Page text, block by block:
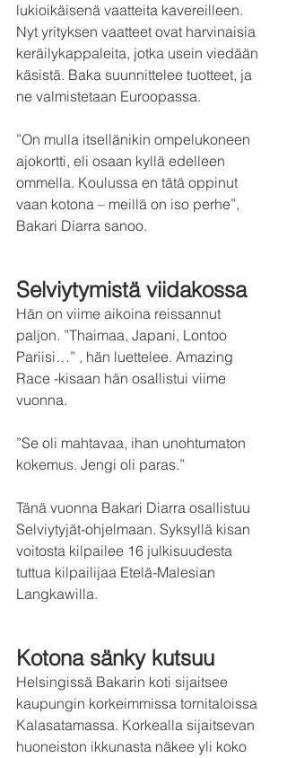
lukioikäisenä vaatteita kavereilleen.
Nyt yrityksen vaatteet ovat harvinaisia
keräilykappaleita, jotka usein viedään
käsistä. Baka suunnittelee tuotteet, ja
ne valmistetaan Euroopassa.
”On mulla itsellänikin ompelukoneen
ajokortti, eli osaan kyllä edelleen
ommella. Koulussa en tätä oppinut
vaan kotona – meillä on iso perhe”,
Bakari Diarra sanoo.
Selviytymistä viidakossa
Hän on viime aikoina reissannut
paljon. ”Thaimaa, Japani, Lontoo
Pariisi…” , hän luettelee. Amazing
Race -kisaan hän osallistui viime
vuonna.
”Se oli mahtavaa, ihan unohtumaton
kokemus. Jengi oli paras.”
Tänä vuonna Bakari Diarra osallistuu
Selviytyjät-ohjelmaan. Syksyllä kisan
voitosta kilpailee 16 julkisuudesta
tuttua kilpailijaa Etelä-Malesian
Langkawilla.
Kotona sänky kutsuu
Helsingissä Bakarin koti sijaitsee
kaupungin korkeimmissa tornitaloissa
Kalasatamassa. Korkealla sijaitsevan
huoneiston ikkunasta näkee yli koko